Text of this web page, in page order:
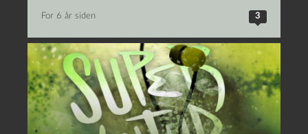
For 6 år siden 3